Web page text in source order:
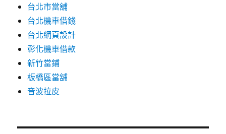
台北市當舖
台北機車借錢
台北網頁設計
彰化機車借款
新竹當鋪
板橋區當舖
音波拉皮